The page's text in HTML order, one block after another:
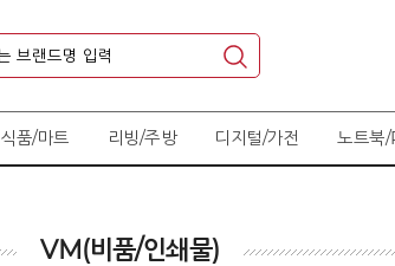
식품/마트 리빙/주방 디지털/가전 노트북/
VM(비품/인쇄물)